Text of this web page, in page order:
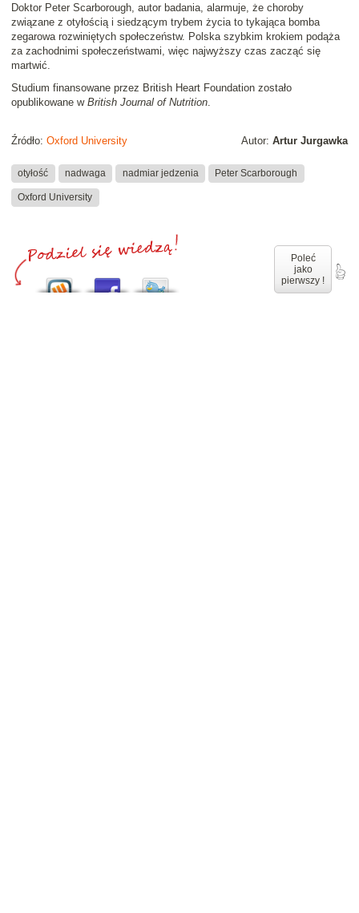
Doktor Peter Scarborough, autor badania, alarmuje, że choroby
związane z otyłością i siedzącym trybem życia to tykająca bomba
zegarowa rozwiniętych społeczeństw. Polska szybkim krokiem podąża
za zachodnimi społeczeństwami, więc najwyższy czas zacząć się
martwić.
Studium finansowane przez British Heart Foundation zostało
opublikowane w British Journal of Nutrition
Autor: Artur Jurgawka
Źródło: Oxford University
otyłość nadwaga nadmiar jedzenia Peter Scarborough
Oxford University
Poleć
jako
pierwszy !